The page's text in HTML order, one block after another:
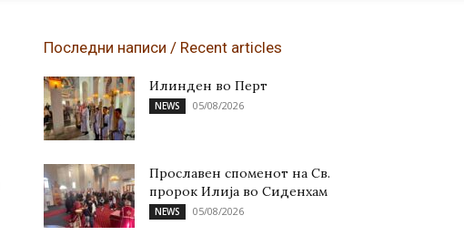
Последни написи / Recent articles
Илинден во Перт
NEWS 05/08/2026
Прославен споменот на Св.
пророк Илија во Сиденхам
NEWS 05/08/2026